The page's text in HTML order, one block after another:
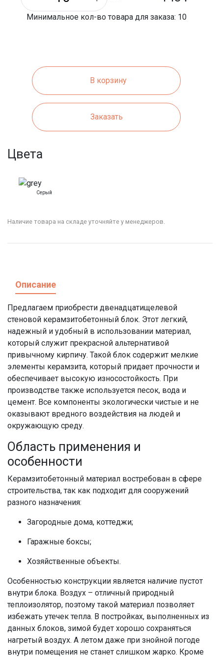
Минимальное кол-во товара для заказа: 10
В корзину
Заказать
Цвета
Серый
Наличие товара на складе уточняйте у менеджеров.
Описание
Предлагаем приобрести двенадцатищелевой
стеновой керамзитобетонный блок. Этот легкий,
надежный и удобный в использовании материал,
который служит прекрасной альтернативой
привычному кирпичу. Такой блок содержит мелкие
элементы керамзита, который придает прочности и
обеспечивает высокую износостойкость. При
производстве также используется песок, вода и
цемент. Все компоненты экологически чистые и не
оказывают вредного воздействия на людей и
окружающую среду.
Область применения и
особенности
Керамзитобетонный материал востребован в сфере
строительства, так как подходит для сооружений
разного назначения:
Загородные дома, коттеджи;
Гаражные боксы;
Хозяйственные объекты.
Особенностью конструкции является наличие пустот
внутри блока. Воздух – отличный природный
теплоизолятор, поэтому такой материал позволяет
избежать утечек тепла. В постройках, выполненных из
данных блоков, зимой будет хорошо сохраняться
нагретый воздух. А летом даже при знойной погоде
внутри помещения не станет слишком жарко. Кроме